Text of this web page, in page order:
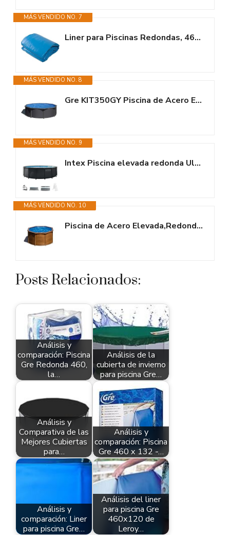
MÁS VENDIDO NO. 7
Liner para Piscinas Redondas, 460 x 120 cm (Largo x Alto), Sistema...
MÁS VENDIDO NO. 8
Gre KIT350GY Piscina de Acero Elevada, Redonda con Aspecto Acero Gris...
MÁS VENDIDO NO. 9
Intex Piscina elevada redonda Ultra XTR Frame 488x122 cm con depuradora...
MÁS VENDIDO NO. 10
Piscina de Acero Elevada,Redonda con Aspecto Madera. Piscinas Desmontables...
Posts Relacionados:
Análisis y
comparación: Piscina
Gre Redonda 460,
la…
Análisis de la
cubierta de invierno
para piscina Gre…
Análisis y
Comparativa de las
Mejores Cubiertas
para…
Análisis y
comparación: Piscina
Gre 460 x 132 -…
Análisis y
comparación: Liner
para piscina Gre…
Análisis del liner
para piscina Gre
460x120 de
Leroy…